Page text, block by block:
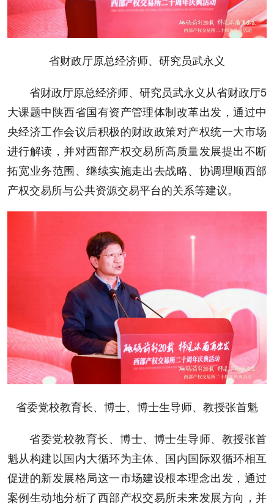
省财政厅原总经济师、研究员武永义
省财政厅原总经济师、研究员武永义从省财政厅5
大课题中陕西省国有资产管理体制改革出发，通过中
央经济工作会议后积极的财政政策对产权统一大市场
进行解读，并对西部产权交易所高质量发展提出不断
拓宽业务范围、继续实施走出去战略、协调理顺西部
产权交易所与公共资源交易平台的关系等建议。
省委党校教育长、博士、博士生导师、教授张首魁
省委党校教育长、博士、博士生导师、教授张首
魁从构建以国内大循环为主体、国内国际双循环相互
促进的新发展格局这一市场建设根本理念出发，通过
案例生动地分析了西部产权交易所未来发展方向，并